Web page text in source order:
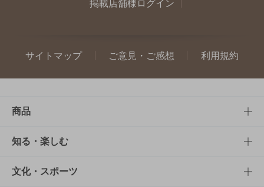
掲載店舗様ログイン
サイトマップ ご意見・ご感想 利用規約
商品
商品TOP
商品一覧
知る・楽しむ
知る・楽しむTOP
文化・スポーツ